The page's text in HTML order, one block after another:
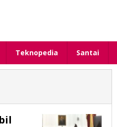
Teknopedia Santai